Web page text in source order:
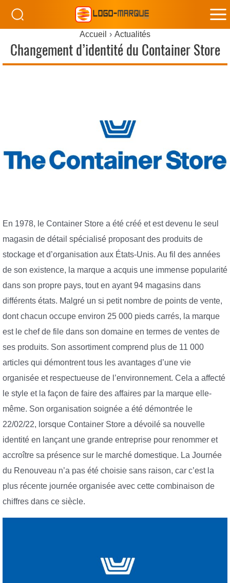
Accueil Actualités
Changement d’identité du Container Store
En 1978, le Container Store a été créé et est devenu le seul
magasin de détail spécialisé proposant des produits de
stockage et d’organisation aux États-Unis. Au fil des années
de son existence, la marque a acquis une immense popularité
dans son propre pays, tout en ayant 94 magasins dans
différents états. Malgré un si petit nombre de points de vente,
dont chacun occupe environ 25 000 pieds carrés, la marque
est le chef de file dans son domaine en termes de ventes de
ses produits. Son assortiment comprend plus de 11 000
articles qui démontrent tous les avantages d’une vie
organisée et respectueuse de l’environnement. Cela a affecté
le style et la façon de faire des affaires par la marque elle-
même. Son organisation soignée a été démontrée le
22/02/22, lorsque Container Store a dévoilé sa nouvelle
identité en lançant une grande entreprise pour renommer et
accroître sa présence sur le marché domestique. La Journée
du Renouveau n’a pas été choisie sans raison, car c’est la
plus récente journée organisée avec cette combinaison de
chiffres dans ce siècle.